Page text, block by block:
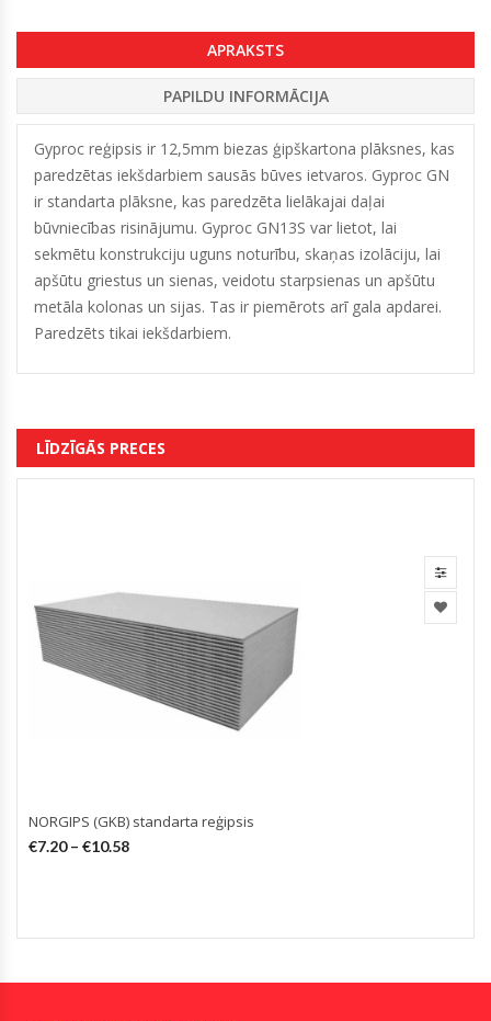
APRAKSTS
PAPILDU INFORMĀCIJA
Gyproc reģipsis ir 12,5mm biezas ģipškartona plāksnes, kas
paredzētas iekšdarbiem sausās būves ietvaros. Gyproc GN
ir standarta plāksne, kas paredzēta lielākajai daļai
būvniecības risinājumu. Gyproc GN13S var lietot, lai
sekmētu konstrukciju uguns noturību, skaņas izolāciju, lai
apšūtu griestus un sienas, veidotu starpsienas un apšūtu
metāla kolonas un sijas. Tas ir piemērots arī gala apdarei.
Paredzēts tikai iekšdarbiem.
LĪDZĪGĀS PRECES
NORGIPS (GKB) standarta reģipsis
€7.20– €10.58